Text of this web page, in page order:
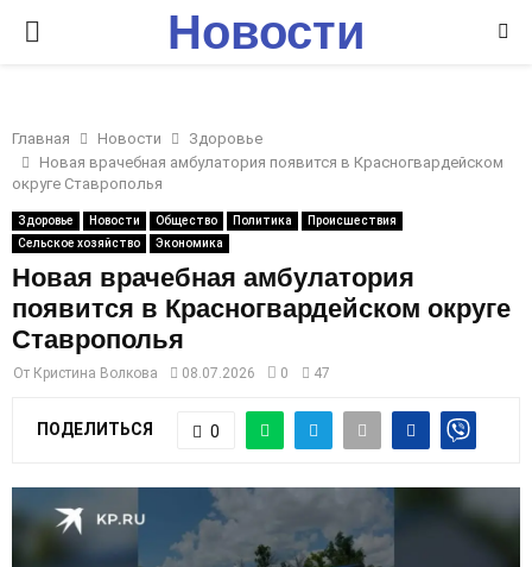
P
I
M
A
R
Y
M
Новости
Главная Новости
Здоровье
Новая врачебная амбулатория появится в Красногвардейском
округе Ставрополья
Здоровье Новости Общество Политика
Происшествия
Сельское хозяйство
Экономика
Новая врачебная амбулатория
появится в Красногвардейском округе
Ставрополья
От Кристина Волкова 08.07.2026 0 47
ПОДЕЛИТЬСЯ 0